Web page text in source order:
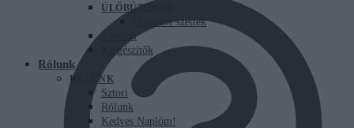
ÜLŐBÚTOROK
Ülőbútor szettek
Tárolók
Kiegészítők
Rólunk
RÓLUNK
Sztori
Rólunk
Kedves Naplóm!